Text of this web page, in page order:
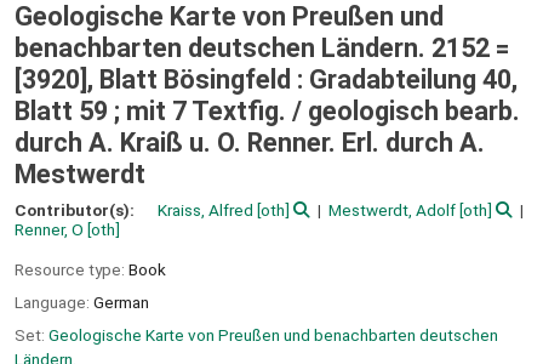
Geologische Karte von Preußen und
benachbarten deutschen Ländern. 2152 =
[3920], Blatt Bösingfeld : Gradabteilung 40,
Blatt 59 ; mit 7 Textfig. / geologisch bearb.
durch A. Kraiß u. O. Renner. Erl. durch A.
Mestwerdt
Contributor(s): Kraiss, Alfred [oth] Mestwerdt, Adolf[oth]
Renner, O [oth]
Resource type: Book
Language: German
Set: Geologische Karte von Preußen und benachbarten deutschen
Ländern.